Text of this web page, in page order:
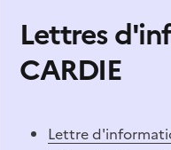
Lettres
CARDIE
Lettre